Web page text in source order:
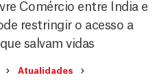
Comércio entre Índia e
restringir o acesso a
salvam vidas
Atualidades